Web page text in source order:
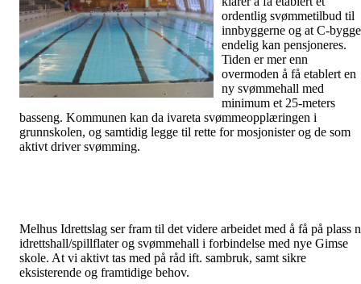
ordentlig svømmetilbud til
innbyggerne og at C-
endelig kan pensjoneres.
Tiden er mer enn
overmoden å få etablert en
ny svømmehall med
minimum et 25-meters
basseng. Kommunen kan da ivareta svømmeopplæringen i
grunnskolen, og samtidig legge til rette for mosjonister og de som
aktivt driver svømming.
Melhus Idrettslag ser fram til det videre arbeidet med å få på plass
idrettshall/spillflater og svømmehall i forbindelse med nye Gimse
skole. At vi aktivt tas med på råd ift. sambruk, samt sikre
eksisterende og framtidige behov.